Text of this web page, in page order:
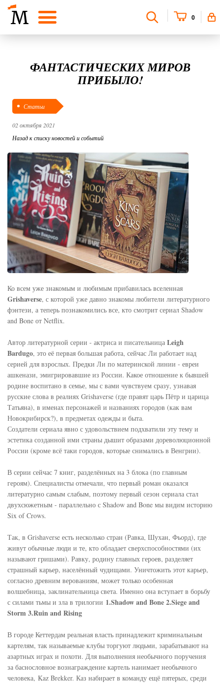
0
ФАНТАСТИЧЕСКИХ МИРОВ
ПРИБЫЛО!
Статьи
02 октября 2021
Назад к списку новостей и событий
Ко всем уже знакомым и любимым прибавилась вселенная
Grishaverse, с которой уже давно знакомы любители литературного
фэнтези, а теперь познакомились все, кто смотрит сериал Shadow
and Bone от Netflix.
Автор литературной серии - актриса и писательница Leigh
Bardugo, это её первая большая работа, сейчас Ли работает над
серией для взрослых. Предки Ли по материнской линии - евреи
ашкенази, эмигрировавшие из России. Какое отношение к бывшей
родине воспитано в семье, мы с вами чувствуем сразу, узнавая
русские слова в реалиях Grishaverse (где правят царь Пётр и царица
Татьяна), в именах персонажей и названиях городов (как вам
Новокрибирск?), в предметах одежды и быта.
Создатели сериала явно с удовольствием подхватили эту тему и
эстетика созданной ими страны дышит образами дореволюционной
России (кроме всё таки городов, которые снимались в Венгрии).
В серии сейчас 7 книг, разделённых на 3 блока (по главным
героям). Специалисты отмечали, что первый роман оказался
литературно самым слабым, поэтому первый сезон сериала стал
двухсюжетным - параллельно с Shadow and Bone мы видим историю
Six of Crows.
Так, в Grishaverse есть несколько стран (Равка, Шухан, Фьорд), где
живут обычные люди и те, кто обладает сверхспособностями (их
называют гришами). Равку, родину главных героев, разделяет
страшный карьер, населённый чудищами. Уничтожить этот карьер,
согласно древним верованиям, может только особенная
волшебница, заклинательница света. Именно она вступает в борьбу
с силами тьмы и зла в трилогии 1.Shadow and Bone 2.Siege and
Storm 3.Ruin and Rising
В городе Кеттердам реальная власть принадлежит криминальным
картелям, так называемые клубы торгуют людьми, зарабатывают на
азартных играх и похоти. Для выполнения необычного поручения
за баснословное вознаграждение картель нанимает необычного
человека, Kaz Brekker. Каз набирает в команду ещё пятерых, среди